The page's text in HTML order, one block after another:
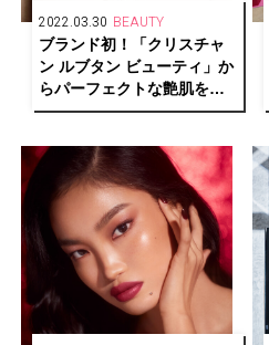
2022.03.30 BEAUTY
ブランド初！「クリスチャ
ン ルブタン ビューティ」か
らパーフェクトな艶肌を叶
えるクッションファンデー